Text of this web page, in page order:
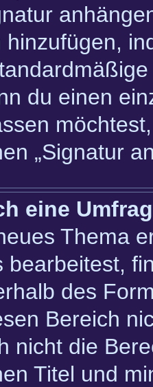
hinzufügen,
du einen
„Signatur
eine
Thema
bearbeitest,
des
Bereich
nicht die
Titel und